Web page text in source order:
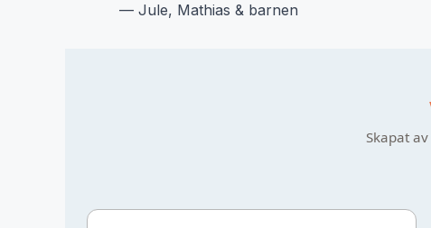
— Jule, Mathias & barnen
Skapat